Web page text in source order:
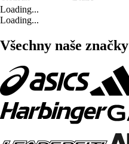
Loading...
Loading...
Všechny naše značky